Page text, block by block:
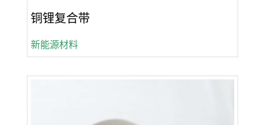
铜锂复合带
新能源材料